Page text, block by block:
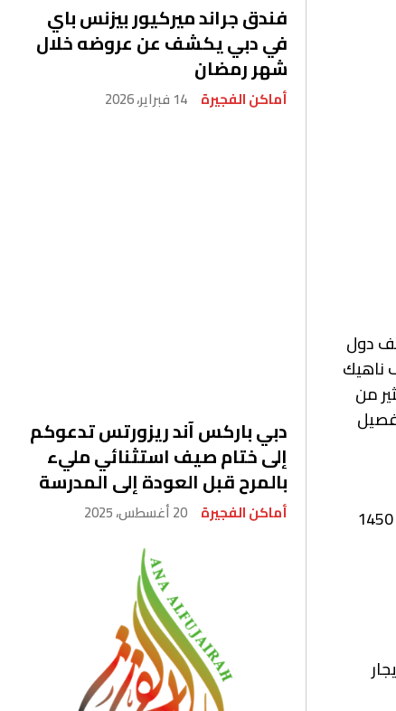
فندق جراند ميركيور بيزنس باي
في دبي يكشف عن عروضه خلال
شهر رمضان
أماكن الفجيرة 14 فبراير، 2026
دبي باركس آند ريزورتس تدعوكم
إلى ختام صيف استثنائي مليء
بالمرح قبل العودة إلى المدرسة
أماكن الفجيرة 20 أغسطس، 2025
دول
ناهيك
من
الفجيرة هي الإمارة الوحيدة التي تقع بالكامل على الساحل الشرقي لدولة الإمارات العربية المتحدة ، وتبلغ مساحتها حوالي 1450